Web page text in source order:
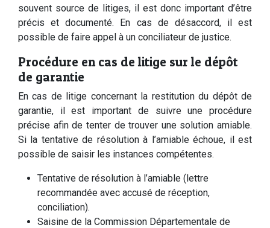
souvent source de litiges, il est donc important d’être
précis et documenté. En cas de désaccord, il est
possible de faire appel à un conciliateur de justice.
Procédure en cas de litige sur le dépôt
de garantie
En cas de litige concernant la restitution du dépôt de
garantie, il est important de suivre une procédure
précise afin de tenter de trouver une solution amiable.
Si la tentative de résolution à l’amiable échoue, il est
possible de saisir les instances compétentes.
Tentative de résolution à l’amiable (lettre
recommandée avec accusé de réception,
conciliation).
Saisine de la Commission Départementale de